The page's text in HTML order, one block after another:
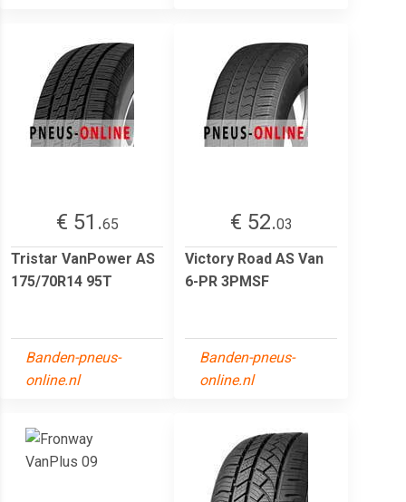
€ 51.65
Tristar VanPower AS
175/70R14 95T
Banden-pneus-
online.nl
€ 52.03
Victory Road AS Van
6-PR 3PMSF
Banden-pneus-
online.nl